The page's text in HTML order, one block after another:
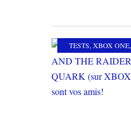
TESTS, XBOX ONE,